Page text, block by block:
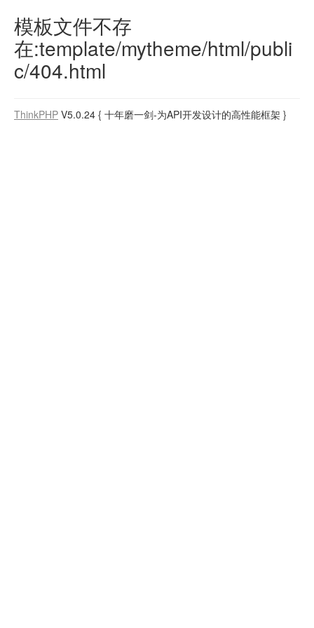
模板文件不存
在:template/mytheme/html/publi
c/404.html
ThinkPHP V5.0.24 { 十年磨一剑-为API开发设计的高性能框架 }